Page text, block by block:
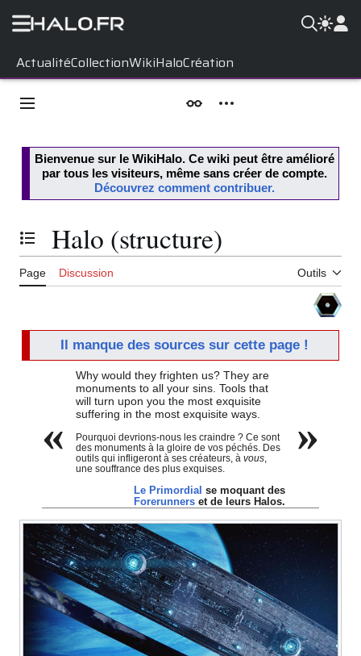
ActualitéCollectionWikiHaloCréation
contenu
Menu principal ApparenceOutils personnels
Bienvenue sur le WikiHalo. Ce wiki peut être amélioré
par tous les visiteurs, même sans créer de compte.
Découvrez comment contribuer.
Basculer la table des matières
Halo (structure)
Page Discussion Outils
Il manque des sources sur cette page !
«
Why would they frighten us? They are
monuments to all your sins. Tools that
will turn upon you the most exquisite
suffering in the most exquisite ways.
Pourquoi devrions-nous les craindre ? Ce sont
des monuments à la gloire de vos péchés. Des
outils qui infligeront à ses créateurs, à vous
une souffrance des plus exquises.
Le Primordial se moquant des
Forerunners et de leurs Halos.
»